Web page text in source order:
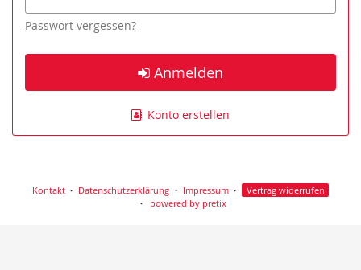
Passwort vergessen?
Anmelden
Konto erstellen
Kontakt Datenschutzerklärung Impressum
Vertrag widerrufen
powered by pretix